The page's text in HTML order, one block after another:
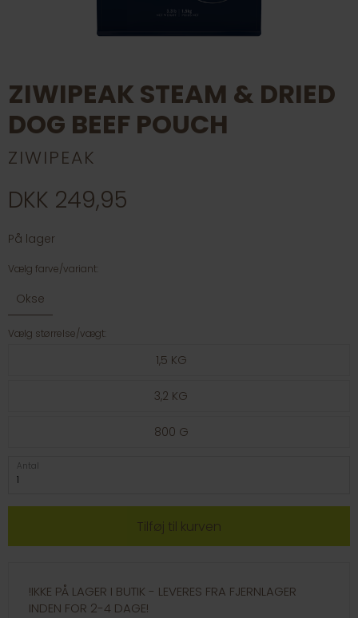
ZIWIPEAK STEAM & DRIED
DOG BEEF POUCH
ZIWIPEAK
DKK 249,95
På lager
Vælg farve/variant:
Okse
Vælg størrelse/vægt:
1,5 KG
3,2 KG
800 G
Antal
!IKKE PÅ LAGER I BUTIK - LEVERES FRA FJERNLAGER
INDEN FOR 2-4 DAGE!